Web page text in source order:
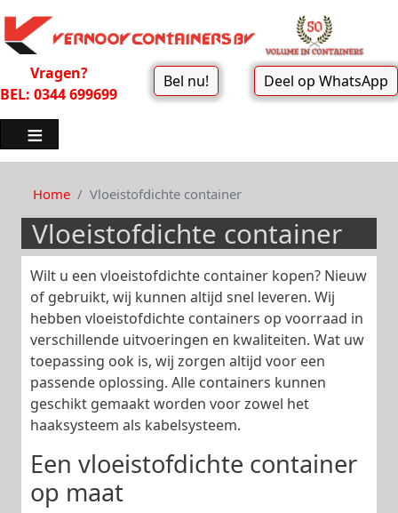
Vragen?
BEL: 0344 699699
Bel nu! Deel op WhatsApp
Home Vloeistofdichte container
Vloeistofdichte container
Wilt u een vloeistofdichte container kopen? Nieuw
of gebruikt, wij kunnen altijd snel leveren. Wij
hebben vloeistofdichte containers op voorraad in
verschillende uitvoeringen en kwaliteiten. Wat uw
toepassing ook is, wij zorgen altijd voor een
passende oplossing. Alle containers kunnen
geschikt gemaakt worden voor zowel het
haaksysteem als kabelsysteem.
Een vloeistofdichte container
op maat